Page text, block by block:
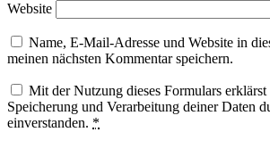
Website
Name, E-Mail-Adresse und Website in
meinen nächsten Kommentar speichern.
Mit der Nutzung dieses Formulars
Speicherung und Verarbeitung deiner Daten
einverstanden. *